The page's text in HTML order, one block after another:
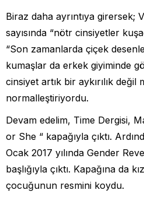
Biraz daha ayrıntıya girersek;
sayısında “nötr cinsiyetler
“Son zamanlarda çiçek
kumaşlar da erkek giyiminde
cinsiyet artık bir aykırılık değil
normalleştiriyordu.
Devam edelim, Time Dergisi,
or She “ kapağıyla çıktı.
Ocak 2017 yılında Gender
başlığıyla çıktı. Kapağına da
çocuğunun resmini koydu.